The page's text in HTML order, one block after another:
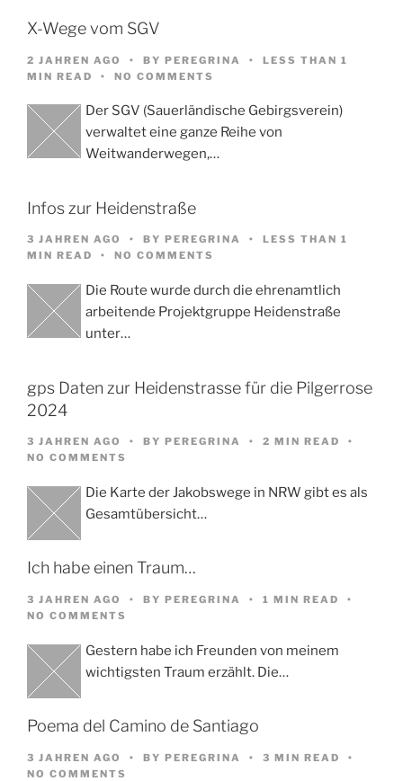
X-Wege vom SGV
2 JAHREN AGO BY PEREGRINA
LESS THAN 1
MIN READ
NO COMMENTS
Der SGV (Sauerländische Gebirgsverein)
verwaltet eine ganze Reihe von
Weitwanderwegen,…
Infos zur Heidenstraße
3 JAHREN AGO BY PEREGRINA
LESS THAN 1
MIN READ
NO COMMENTS
Die Route wurde durch die ehrenamtlich
arbeitende Projektgruppe Heidenstraße
unter…
gps Daten zur Heidenstrasse für die Pilgerrose
2024
3 JAHREN AGO BY PEREGRINA
2 MIN READ
NO COMMENTS
Die Karte der Jakobswege in NRW gibt es als
Gesamtübersicht…
Ich habe einen Traum…
3 JAHREN AGO BY PEREGRINA
1 MIN READ
NO COMMENTS
Gestern habe ich Freunden von meinem
wichtigsten Traum erzählt. Die…
Poema del Camino de Santiago
3 JAHREN AGO BY PEREGRINA
3 MIN READ
NO COMMENTS